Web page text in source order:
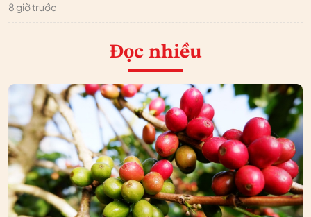
8 giờ trước
Đọc nhiều